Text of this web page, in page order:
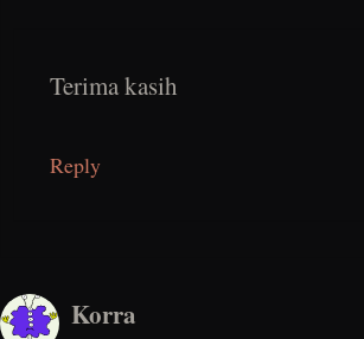
Terima kasih
Reply
Korra